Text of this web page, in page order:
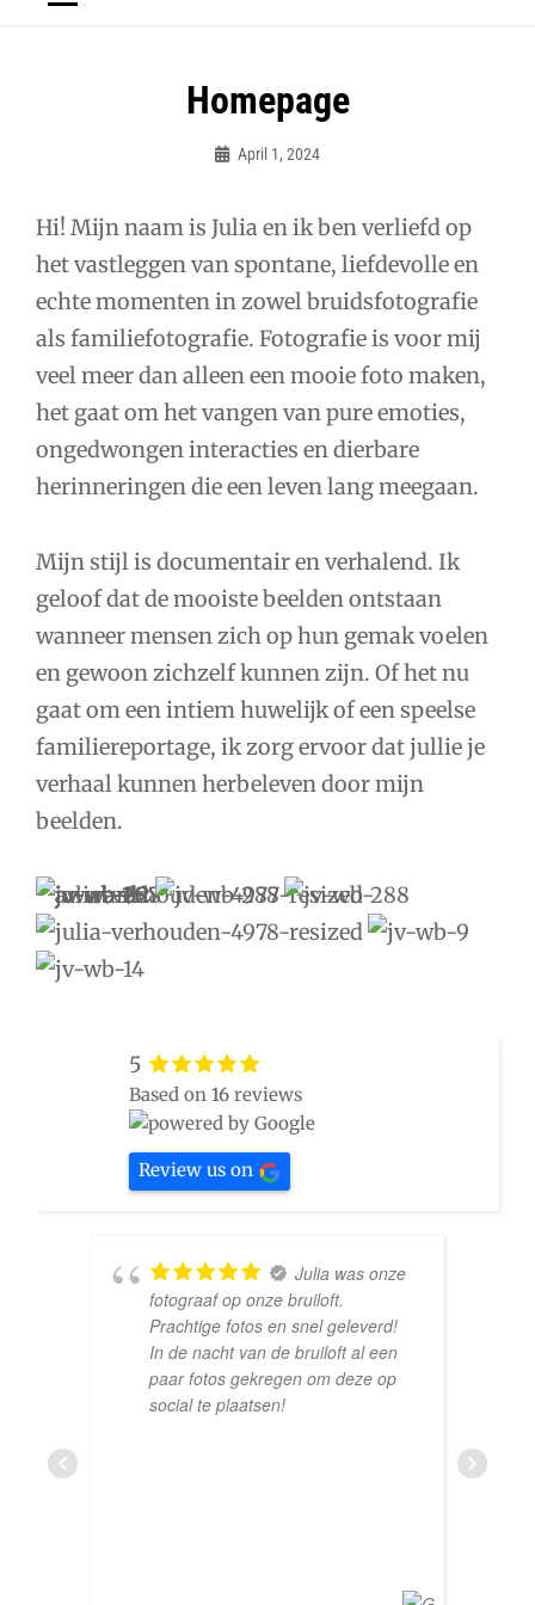
Homepage
April 1, 2024
Hi! Mijn naam is Julia en ik ben verliefd op
het vastleggen van spontane, liefdevolle en
echte momenten in zowel bruidsfotografie
als familiefotografie. Fotografie is voor mij
veel meer dan alleen een mooie foto maken,
het gaat om het vangen van pure emoties,
ongedwongen interacties en dierbare
herinneringen die een leven lang meegaan.
Mijn stijl is documentair en verhalend. Ik
geloof dat de mooiste beelden ontstaan
wanneer mensen zich op hun gemak voelen
en gewoon zichzelf kunnen zijn. Of het nu
gaat om een intiem huwelijk of een speelse
familiereportage, ik zorg ervoor dat jullie je
verhaal kunnen herbeleven door mijn
beelden.
5
Based on 16 reviews
Review us on
Julia was onze
fotograaf op onze bruiloft.
Prachtige fotos en snel geleverd!
In de nacht van de bruiloft al een
paar fotos gekregen om deze op
social te plaatsen!